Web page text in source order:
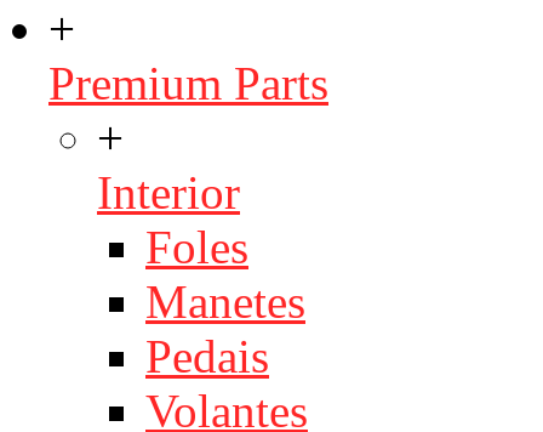
+
Premium Parts
+
Interior
Foles
Manetes
Pedais
Volantes